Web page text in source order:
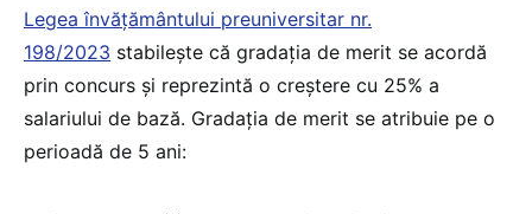
Legea învățământului preuniversitar nr.
198/2023 stabilește că gradaţia de merit se acordă
prin concurs și reprezintă o creștere cu 25% a
salariului de bază. Gradația de merit se atribuie pe o
perioadă de 5 ani: